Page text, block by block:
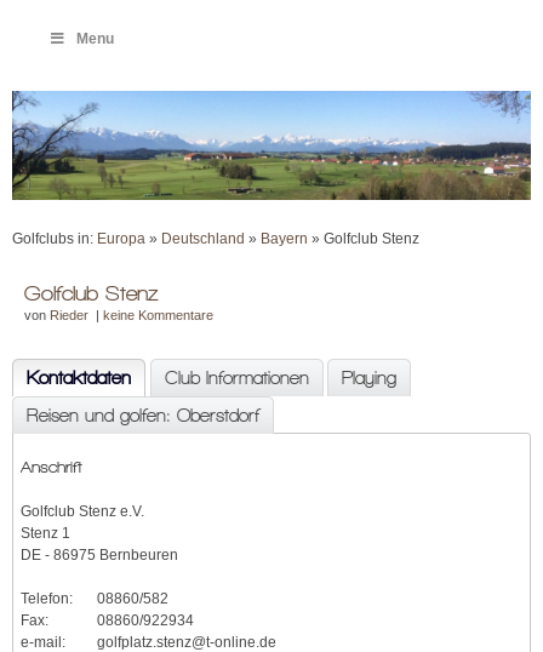
Menu
Golfclubs in: Europa » Deutschland » Bayern » Golfclub Stenz
Golfclub Stenz
von Rieder | keine Kommentare
Kontaktdaten Club Informationen
Playing
Reisen und golfen: Oberstdorf
Anschrift
Golfclub Stenz e.V.
Stenz 1
DE - 86975 Bernbeuren
Telefon:
08860/582
Fax:
08860/922934
e-mail:
golfplatz.stenz@t-online.de